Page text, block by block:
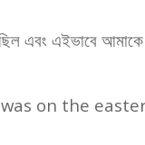
এবং এইভাবে
on the